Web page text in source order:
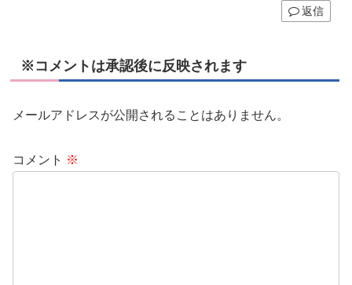
返信
※コメントは承認後に反映されます
メールアドレスが公開されることはありません。
コメント ※